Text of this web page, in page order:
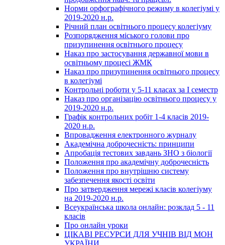
Норми орфографічного режиму в колегіумі у
2019-2020 н.р.
Річний план освітнього процесу колегіуму
Розпорядження міського голови про
призупинення освітнього процесу
Наказ про застосування державної мови в
освітньому процесі ЖМК
Наказ про призупинення освітнього процесу
в колегіумі
Контрольні роботи у 5-11 класах за І семестр
Наказ про організацію освітнього процесу у
2019-2020 н.р.
Графік контрольних робіт 1-4 класів 2019-
2020 н.р.
Впровадження електронного журналу
Академічна доброчесність: принципи
Апробація тестових завдань ЗНО з біології
Положення про академічну доброчесність
Положення про внутрішню систему
забезпечення якості освіти
Про затвердження мережі класів колегіуму
на 2019-2020 н.р.
Всеукраїнська школа онлайн: розклад 5 - 11
класів
Про онлайн уроки
ЦІКАВІ РЕСУРСИ ДЛЯ УЧНІВ ВІД МОН
УКРАЇНИ